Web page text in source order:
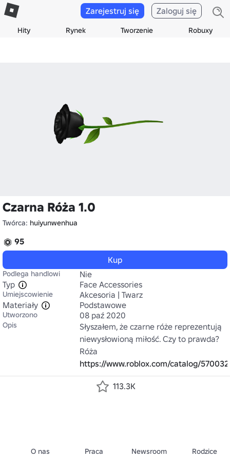
Hity Rynek Tworzenie Robuxy
Zarejestruj się Zaloguj się
Czarna Róża 1.0
Twórca: huiyunwenhua
95
Kup
Podlega handlowi
Nie
Typ
Face Accessories
Umiejscowienie
Akcesoria | Twarz
Materiały
Podstawowe
Utworzono 08 paź 2020
Opis
Słyszałem, że czarne róże reprezentują
niewysłowioną miłość. Czy to prawda?
https://www.roblox.com/catalog/
113.3K
O nas Praca Newsroom Rodzice